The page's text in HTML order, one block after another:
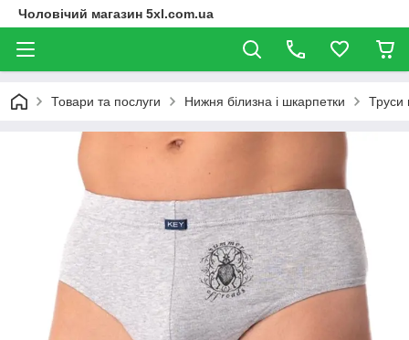
Чоловічий магазин 5xl.com.ua
Товари та послуги Нижня білизна і шкарпетки Труси